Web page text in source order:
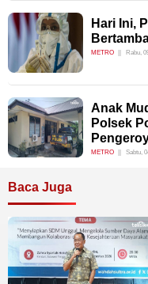
Hari Ini,
METRO Rabu,
Anak
Polsek
METRO Sabtu,
Baca Juga